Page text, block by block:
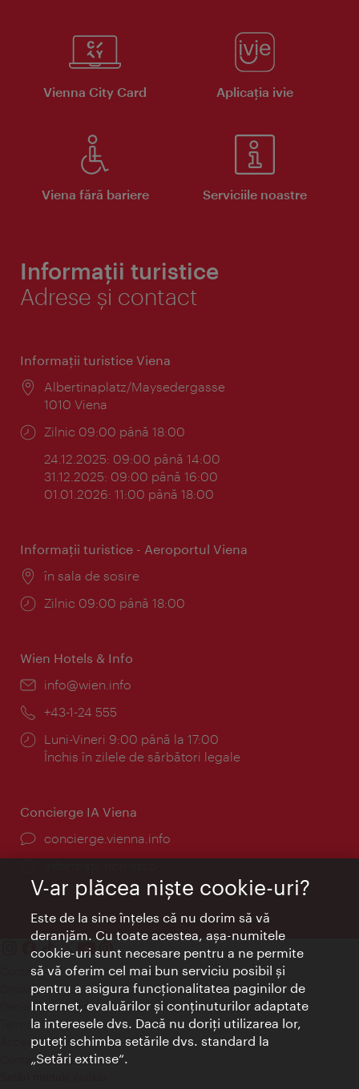
Vienna City Card Aplicaţia ivie
Viena fără bariere Serviciile noastre
Informații turistice
Adrese și contact
Informaţii turistice Viena
Locul:
Albertinaplatz/Maysedergasse
1010 Viena
Program:
Zilnic 09:00 până 18:00
24.12.2025: 09:00 până 14:00
31.12.2025: 09:00 până 16:00
01.01.2026: 11:00 până 18:00
Informaţii turistice - Aeroportul Viena
Locul:
în sala de sosire
Program:
Zilnic 09:00 până 18:00
Wien Hotels & Info
E-
info@wien.info
Telefon:
+43-1-24 555
Program:
Luni-Vineri 9:00 până la 17:00
Închis în zilele de sărbători legale
Concierge IA Viena
concierge.vienna.info
Contact
Credits
Declaraţie privind protecţia datelor
Terms of Use
Accesibilitate
Contact presa
V-ar plăcea nişte cookie-uri?
Este de la sine înţeles că nu dorim să vă
deranjăm. Cu toate acestea, aşa-numitele
cookie-uri sunt necesare pentru a ne permite
să vă oferim cel mai bun serviciu posibil şi
pentru a asigura funcţionalitatea paginilor de
Internet, evaluărilor şi conţinuturilor adaptate
la interesele dvs. Dacă nu doriţi utilizarea lor,
puteţi schimba setările dvs. standard la
„Setări extinse“.